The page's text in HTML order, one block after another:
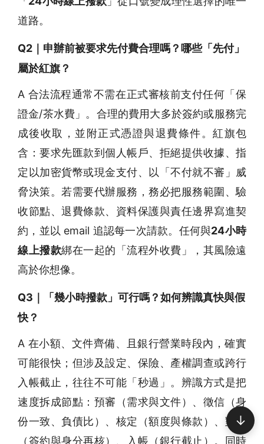
道路。
Q2｜申辦前被要求先付費合理嗎？哪些「先付」
屬於紅旗？
A 合法流程通常不需在正式審核前支付任何「保
證金/茶水費」。合理的費用大多於簽約或服務完
成後收取，並附正式憑證與退費條件。紅旗包
含：要求先匯款到個人帳戶、拒絕提供收據、指
定以加密貨幣或現金支付、以「不付就不審」威
脅決策。若需要代辦服務，務必把服務範圍、驗
收節點、退費條款、資料保護與責任邊界寫進契
約，並以 email 追認每一次請款。任何與24小時
線上撥款綁在一起的「流程外收費」，其風險遠
高於你想像。
Q3｜「幾小時撥款」可行嗎？如何辨識真快與假
快？
A 在小額、文件齊備、且銀行營業時段內，確實
可能很快；但涉及設定、保險、產權調查或跨行
入帳截止，往往不可能「秒過」。辨識方式是把
速度拆成節點：預審（需求與文件）、徵信（身
份一致、負債比）、核定（額度與條款）、對保
（簽約與身分再核）、入帳（銀行截止）。同時
↓